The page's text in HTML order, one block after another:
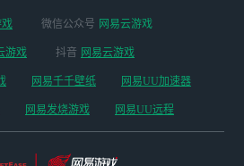
戏 微信公众号 网易云游戏
游戏 抖音 网易云游戏
网易千千壁纸 网易UU加速器
网易发烧游戏 网易UU远程